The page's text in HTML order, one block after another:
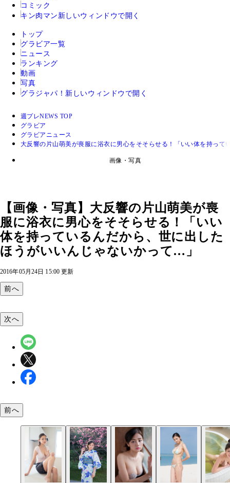
コミック
キン肉マン 新しいウィンドウで開く
トップ
グラビア一覧
ニュース
ランキング
動画
写真
グラジャパ！ 新しいウィンドウで開く
週プレNEWS TOP
グラビア
グラビアニュース
大反響の片山萌美が喪服に浴衣に男心をそそらせる！「いい体を持っ
画像・写真
【画像・写真】大反響の片山萌美が喪
服に浴衣に男心をそそらせる！「いい
体を持っているんだから、世に出した
ほうがいいんじゃないかって…」
2016年05月24日 15:00 更新
前へ
次へ
前へ